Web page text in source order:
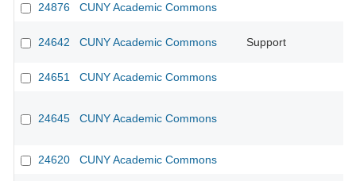
24876
CUNY Academic Commons
24642 CUNY Academic Commons Support
24651 CUNY Academic Commons
24645 CUNY Academic Commons
24620 CUNY Academic Commons